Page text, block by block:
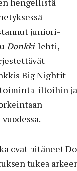
hengellistä
juniori-
Donkki-lehti,
Big Nightit
iltoihin ja
ovat pitäneet
tukea